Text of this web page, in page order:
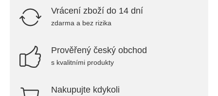
Vrácení zboží do 14 dní
zdarma a bez rizika
Prověřený český obchod
s kvalitními produkty
Nakupujte kdykoli